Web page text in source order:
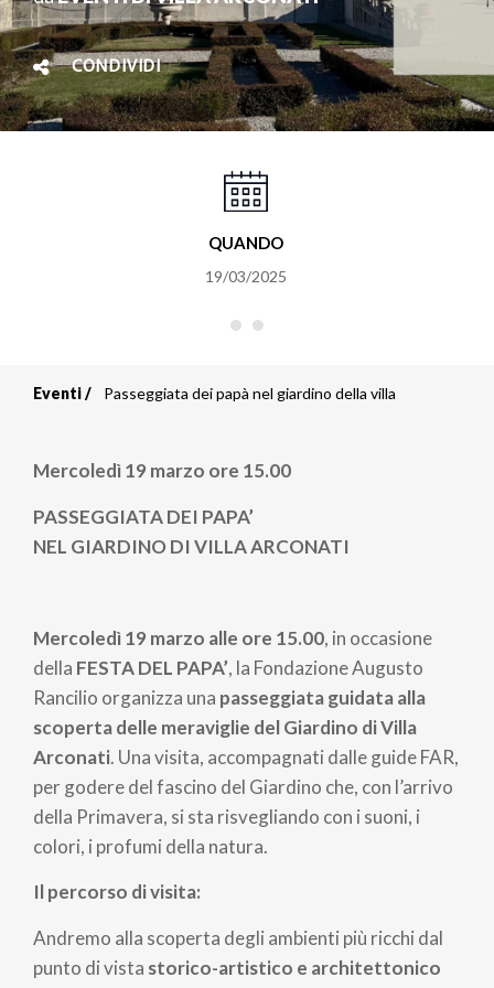
CONDIVIDI
QUANDO
19/03/2025
di
pane
Eventi Passeggiata dei papà nel giardino della villa
Mercoledì 19 marzo ore 15.00
PASSEGGIATA DEI PAPA’
NEL GIARDINO DI VILLA ARCONATI
Mercoledì 19 marzo alle ore 15.00, in occasione
della FESTA DEL PAPA’, la Fondazione Augusto
Rancilio organizza una passeggiata guidata alla
scoperta delle meraviglie del Giardino di Villa
Arconati. Una visita, accompagnati dalle guide FAR,
per godere del fascino del Giardino che, con l’arrivo
della Primavera, si sta risvegliando con i suoni, i
colori, i profumi della natura.
Il percorso di visita:
Andremo alla scoperta degli ambienti più ricchi dal
punto di vista storico-artistico e architettonico